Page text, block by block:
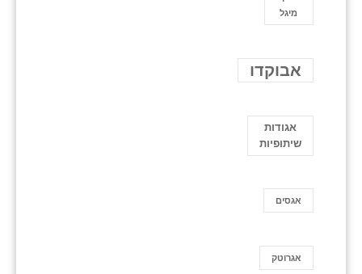
מיגל
אבוקדו
אגודות
שיתופיות
אגסים
אגרוטק